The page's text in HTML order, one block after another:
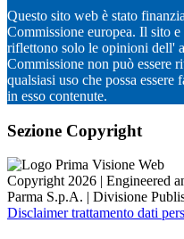
Questo sito web è stato
Commissione europea. Il sito
riflettono solo le opinioni dell'
Commissione non può essere
qualsiasi uso che possa
in esso contenute.
Sezione Copyright
Copyright 2026 | Engineered
Parma S.p.A. | Divisione
Disclaimer trattamento dati